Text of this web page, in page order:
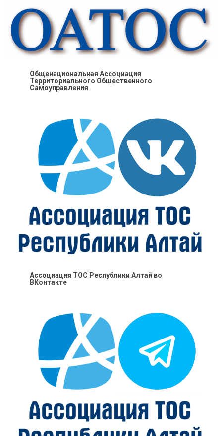
Общенациональная Ассоциация
Территориального Общественного
Самоуправления
Ассоциация ТОС Республики Алтай во
ВКонтакте